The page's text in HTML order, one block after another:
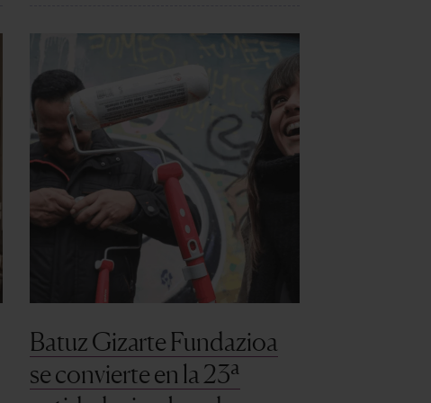
Batuz Gizarte Fundazioa
se convierte en la 23ª